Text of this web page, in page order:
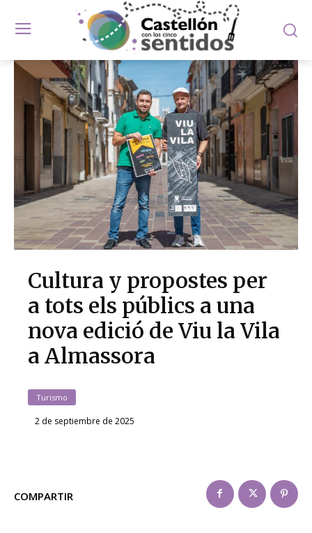
Cultura y propostes per
a tots els públics a una
nova edició de Viu la Vila
a Almassora
Turismo
2 de septiembre de 2025
COMPARTIR